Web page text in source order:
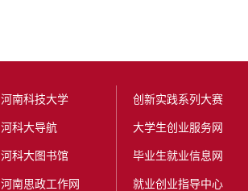
河南科技大学
河科大导航
河科大图书馆
河南思政工作网
创新实践系列大赛
大学生创业服务网
毕业生就业信息网
就业创业指导中心